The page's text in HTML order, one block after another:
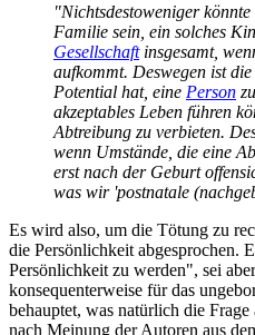
"Nichtsdestoweniger
Familie sein, ein solches
Gesellschaftinsgesamt,
aufkommt. Deswegen ist
Potential hat, eine Person
akzeptables Leben führen
Abtreibung zu verbieten.
wenn Umstände, die eine
erst nach der Geburt
was wir 'postnatale
Es wird also, um die Tötung zu
die Persönlichkeit abgesprochen.
Persönlichkeit zu werden", sei
konsequenterweise für das
behauptet, was natürlich die
nach Meinung der Autoren aus